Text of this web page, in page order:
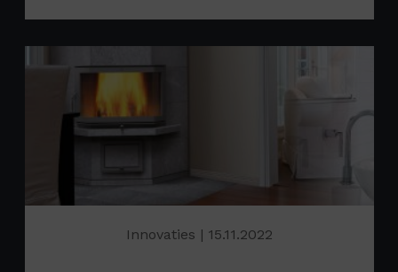
Innovaties | 15.11.2022